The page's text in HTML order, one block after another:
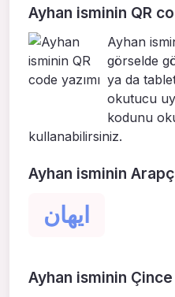
Ayhan isminin QR
Ayhan
görselde
ya da
okutucu
kodunu
kullanabilirsiniz.
Ayhan isminin
ايهان
Ayhan isminin Çince